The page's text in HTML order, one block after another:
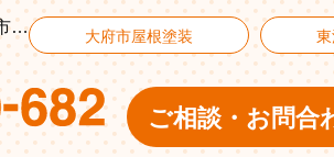
ご相談・お問合
大府市屋根塗装
東浦町 Ｙ様邸『屋根塗装工事／ベランダ防水工事』 大府市・東浦町・東海市で外壁塗装・雨漏り修理なら横山建装